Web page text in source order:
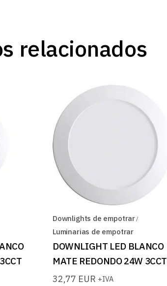
relacionados
Downlights de empotrar
Luminarias de empotrar
DOWNLIGHT LED BLANCO
MATE REDONDO 24W 3CCT
32,77 EUR +IVA